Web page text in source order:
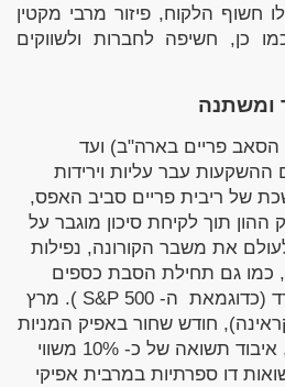
חשוף הלקוח, פיזור מרבי מקטין
כן, חשיפה לחברות ולשווקים
ומשתנה
(משבר הסאב פריים בארה"ב) ועד
ההשקעות עבר עליות וירידות
של ריבית פריים סביב האפס,
תוך לקיחת סיכון מוגבר על
הולידה לעולם את משבר הקורונה, נפילות
כמו גם תחילת הסבת כספים
למסלולים מחקי/עוקב מדד (כדוגמאת ה- S&P 500 ). מרץ
חודש שחור באפיק המניות
הן האקטיבי והן הפאסיבי, איבוד תשואה של כ- 10% משווי
תשואות דו ספרתיות במרבית אפיקי